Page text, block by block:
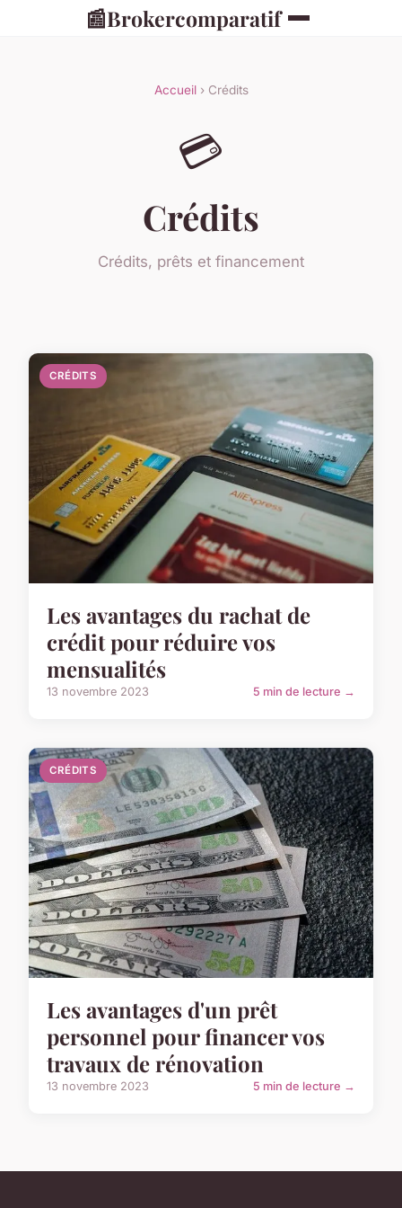
📰Brokercomparatif
Accueil› Crédits
💳
Crédits
Crédits, prêts et financement
CRÉDITS
Les avantages du rachat de
crédit pour réduire vos
mensualités
13 novembre 2023 5 min de lecture →
CRÉDITS
Les avantages d'un prêt
personnel pour financer vos
travaux de rénovation
13 novembre 2023 5 min de lecture →